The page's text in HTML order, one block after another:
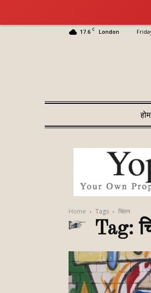
17.6 C London
होम
Home Tags चिंतन
Tag: